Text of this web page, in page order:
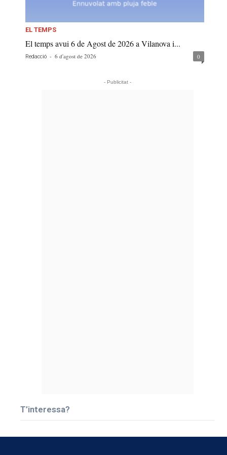
EL TEMPS
El temps avui 6 de Agost de 2026 a Vilanova i...
Redacció - 6 d'agost de 2026 0
- Publicitat -
T’interessa?